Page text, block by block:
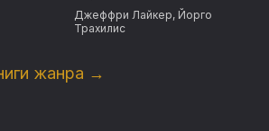
производства:
Практическое руководство
Джеффри Лайкер, Йорго
Трахилис
жанра →